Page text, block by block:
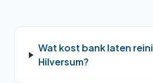
Wat kost bank laten
Hilversum?